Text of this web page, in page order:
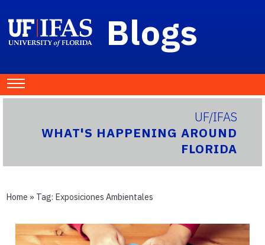
Blogs
UF/IFAS
WHAT'S HAPPENING AROUND
FLORIDA
Home » Tag: Exposiciones Ambientales